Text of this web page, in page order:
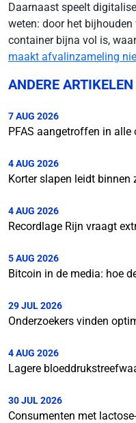
Daarnaast speelt
weten: door het
container bijna vol is,
maakt afvalinzameling
ANDERE
7 AUG 2026
PFAS aangetroffen in alle
4 AUG 2026
Korter slapen leidt
4 AUG 2026
Recordlage Rijn vraagt
5 AUG 2026
Bitcoin in de media: hoe
29 JUL 2026
Onderzoekers vinden
4 AUG 2026
Lagere
30 JUL 2026
Consumenten met